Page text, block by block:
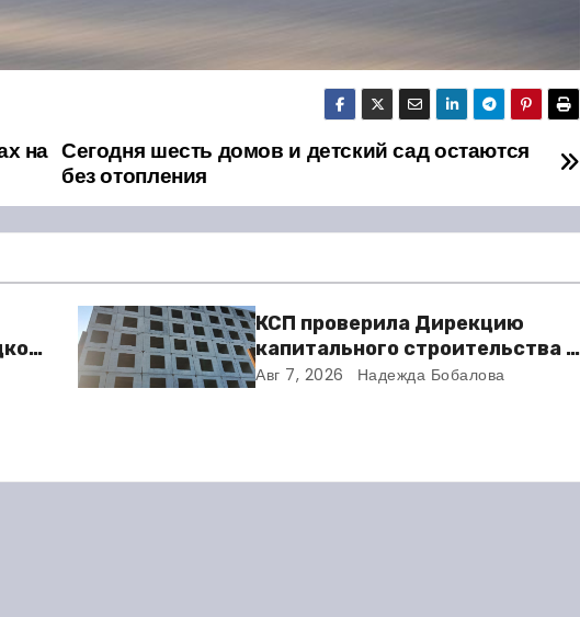
Сегодня шесть домов и детский сад остаются
без отопления
на
КСП проверила Дирекцию
капитального строительства в
Балакове и нашла множество
Авг 7, 2026 Надежда Бобалова